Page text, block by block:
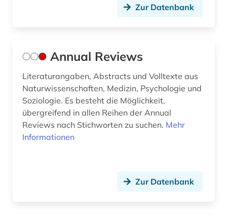
fotografie (1)
frankreich (1)
französisch (3)
Zur Datenbank
Annual Reviews
Literaturangaben, Abstracts und Volltexte aus
Naturwissenschaften, Medizin, Psychologie und
Soziologie. Es besteht die Möglichkeit,
übergreifend in allen Reihen der Annual
Reviews nach Stichworten zu suchen. Mehr
Informationen
Zur Datenbank